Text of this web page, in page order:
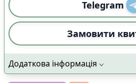
Telegram
Замовити
Додаткова інформація